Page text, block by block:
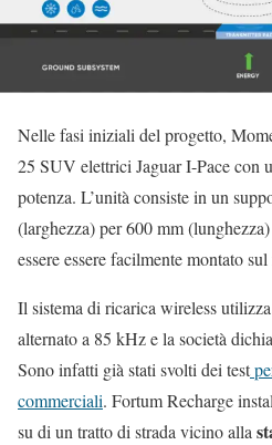
Nelle fasi iniziali del progetto,
25 SUV elettrici Jaguar I-Pace con
potenza. L’unità consiste in un
(larghezza) per 600 mm
essere essere facilmente montato sul
Il sistema di ricarica wireless
alternato a 85 kHz e la società
Sono infatti già stati svolti dei test
commerciali. Fortum Recharge
su di un tratto di strada vicino alla